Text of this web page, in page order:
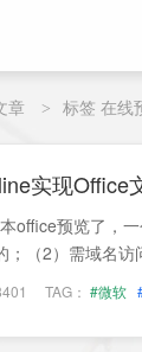
章 > 标签 在线
实现Office
office预览了，
；（2）需域名
TAG： #微软